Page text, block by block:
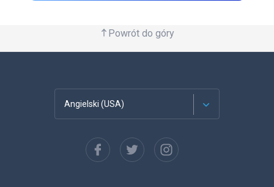
Powrót do góry
Angielski (USA)
Español